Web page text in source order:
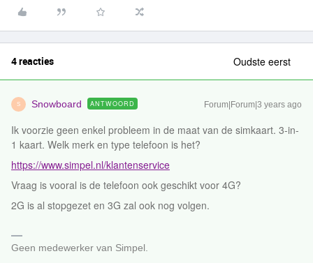
4 reacties Oudste eerst
S Snowboard ANTWOORD Forum|Forum|3 years ago
Ik voorzie geen enkel probleem in de maat van de simkaart. 3-in-
1 kaart. Welk merk en type telefoon is het?
https://www.simpel.nl/klantenservice
Vraag is vooral is de telefoon ook geschikt voor 4G?
2G is al stopgezet en 3G zal ook nog volgen.
Geen medewerker van Simpel.